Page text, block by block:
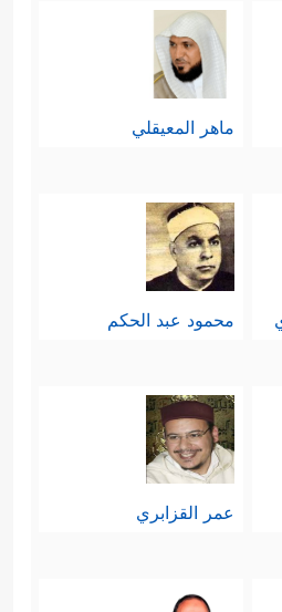
الواضِحة والمُنضبِطة:
﴿إِلَّا ٱلۡمُصَلِّینَ
صَلَاتِهِمۡ دَاۤىِٕمُونَ﴾
الذي ألزَمَ نفسه
هو إنسانٌ مُلتزمٌ
من الفوضويَّة
تعني فيما تعنِيه:
المال، والانطلاق
لخدمة المجتمع،
معاناة المعوزين
فِیۤ أَمۡوَ ٰ⁠لِهِمۡ حَقࣱّ مَّعۡلُومࣱ
ماهر المعيقلي
محمود عبد الحكم
عمر القزابري